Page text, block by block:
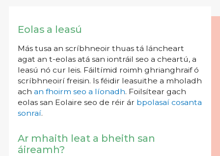
Eolas a leasú
Más tusa an scríbhneoir thuas tá láncheart
agat an t-eolas atá san iontráil seo a cheartú, a
leasú nó cur leis. Fáiltímid roimh ghrianghraif ó
scríbhneoirí freisin. Is féidir leasuithe a mholadh
ach an fhoirm seo a líonadh. Foilsítear gach
eolas san Eolaire seo de réir ár bpolasaí cosanta
sonraí.
Ar mhaith leat a bheith san
áireamh?